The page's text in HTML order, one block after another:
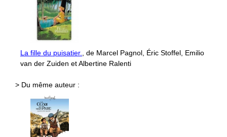
La fille du puisatier., de Marcel Pagnol, Éric Stoffel, Emilio
van der Zuiden et Albertine Ralenti
> Du même auteur :